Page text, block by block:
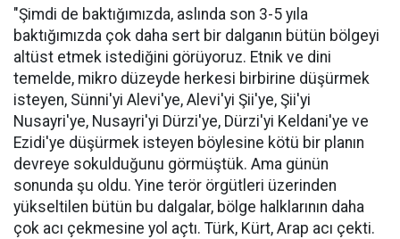
"Şimdi de baktığımızda, aslında son 3-5 yıla
baktığımızda çok daha sert bir dalganın bütün bölgeyi
altüst etmek istediğini görüyoruz. Etnik ve dini
temelde, mikro düzeyde herkesi birbirine düşürmek
isteyen, Sünni'yi Alevi'ye, Alevi'yi Şii'ye, Şii'yi
Nusayri'ye, Nusayri'yi Dürzi'ye, Dürzi'yi Keldani'ye ve
Ezidi'ye düşürmek isteyen böylesine kötü bir planın
devreye sokulduğunu görmüştük. Ama günün
sonunda şu oldu. Yine terör örgütleri üzerinden
yükseltilen bütün bu dalgalar, bölge halklarının daha
çok acı çekmesine yol açtı. Türk, Kürt, Arap acı çekti.